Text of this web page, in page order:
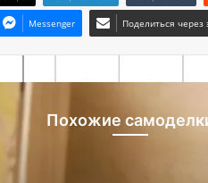
Messenger Поделиться через
Похожие